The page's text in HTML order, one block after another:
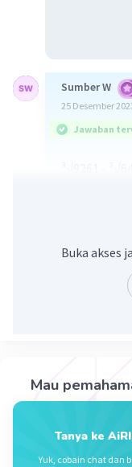
Sumber W
25 Desember
Jawaban
25 Desember
³√9261 -
Beri Rating·
Buka akses
Mau
Tanya ke
Yuk, cobain chat dan